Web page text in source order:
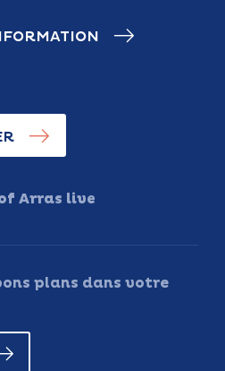
Arras live
plans dans votre